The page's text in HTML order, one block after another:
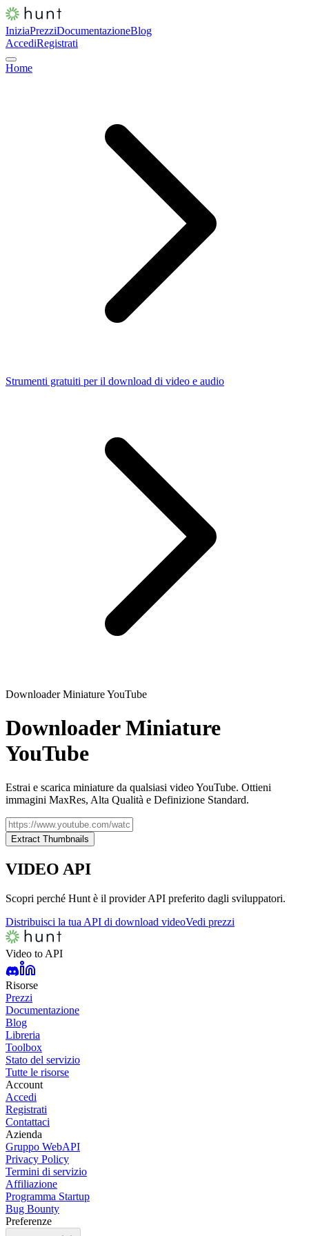
IniziaPrezziDocumentazioneBlog
AccediRegistrati
Home
Strumenti gratuiti per il download di video e audio
Downloader Miniature YouTube
Downloader Miniature
YouTube
Estrai e scarica miniature da qualsiasi video YouTube. Ottieni
immagini MaxRes, Alta Qualità e Definizione Standard.
Extract Thumbnails
VIDEO API
Scopri perché Hunt è il provider API preferito dagli sviluppatori.
Distribuisci la tua API di download videoVedi prezzi
Video to API
Risorse
Prezzi
Documentazione
Blog
Libreria
Toolbox
Stato del servizio
Tutte le risorse
Account
Accedi
Registrati
Contattaci
Azienda
Gruppo WebAPI
Privacy Policy
Termini di servizio
Affiliazione
Programma Startup
Bug Bounty
Preferenze